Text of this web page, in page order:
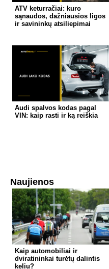
ATV keturračiai: kuro
sąnaudos, dažniausios ligos
ir savininkų atsiliepimai
Audi spalvos kodas pagal
VIN: kaip rasti ir ką reiškia
Naujienos
Kaip automobiliai ir
dviratininkai turėtų dalintis
keliu?